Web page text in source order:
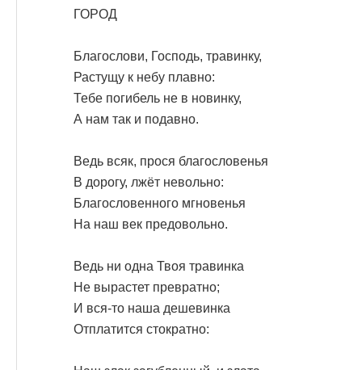
ГОРОД
Благослови, Господь, травинку,
Растущу к небу плавно:
Тебе погибель не в новинку,
А нам так и подавно.
Ведь всяк, прося благословенья
В дорогу, лжёт невольно:
Благословенного мгновенья
На наш век предовольно.
Ведь ни одна Твоя травинка
Не вырастет превратно;
И вся-то наша дешевинка
Отплатится стократно: